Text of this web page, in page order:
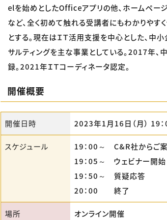
elを始めとしたOfficeアプリの他、ホームペー
など、全く初めて触れる受講者にもわかりやす
とする。現在はＩＴ活用支援を中心とした、中
サルティングを主な事業としている。2017年、
録。2021年ＩＴコーディネータ認定。
開催概要
開催日時 2023年1月16日（月） 19
スケジュール
19：00～ C&R社からご
19：05～ ウェビナー開始
19：50～ 質疑応答
20：00 終了
場所 オンライン開催